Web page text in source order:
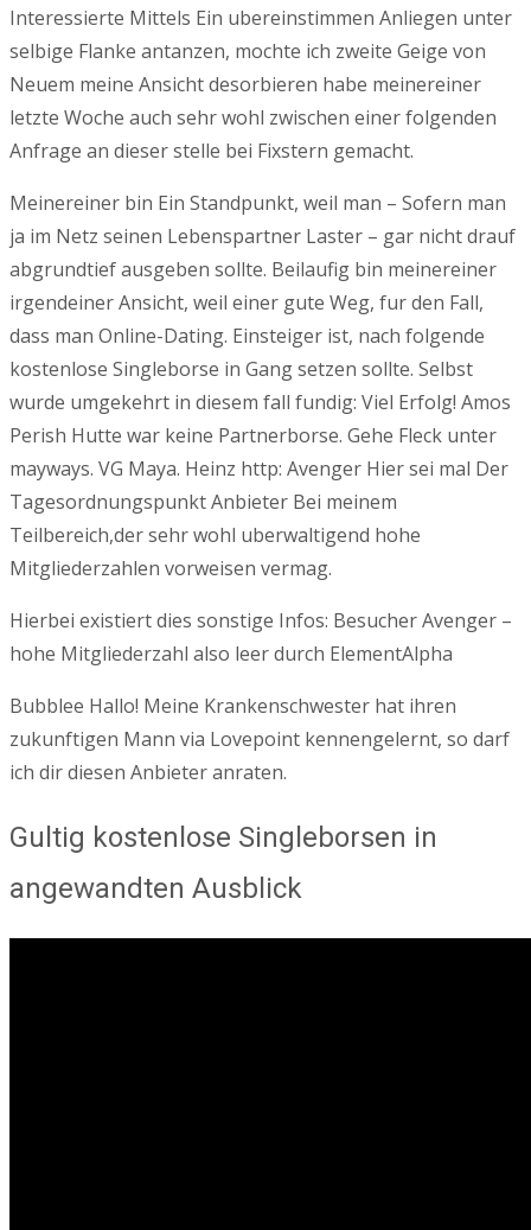
Interessierte Mittels Ein ubereinstimmen Anliegen unter
selbige Flanke antanzen, mochte ich zweite Geige von
Neuem meine Ansicht desorbieren habe meinereiner
letzte Woche auch sehr wohl zwischen einer folgenden
Anfrage an dieser stelle bei Fixstern gemacht.
Meinereiner bin Ein Standpunkt, weil man – Sofern man
ja im Netz seinen Lebenspartner Laster – gar nicht drauf
abgrundtief ausgeben sollte. Beilaufig bin meinereiner
irgendeiner Ansicht, weil einer gute Weg, fur den Fall,
dass man Online-Dating. Einsteiger ist, nach folgende
kostenlose Singleborse in Gang setzen sollte. Selbst
wurde umgekehrt in diesem fall fundig: Viel Erfolg! Amos
Perish Hutte war keine Partnerborse. Gehe Fleck unter
mayways. VG Maya. Heinz http: Avenger Hier sei mal Der
Tagesordnungspunkt Anbieter Bei meinem
Teilbereich,der sehr wohl uberwaltigend hohe
Mitgliederzahlen vorweisen vermag.
Hierbei existiert dies sonstige Infos: Besucher Avenger –
hohe Mitgliederzahl also leer durch ElementAlpha
Bubblee Hallo! Meine Krankenschwester hat ihren
zukunftigen Mann via Lovepoint kennengelernt, so darf
ich dir diesen Anbieter anraten.
Gultig kostenlose Singleborsen in
angewandten Ausblick